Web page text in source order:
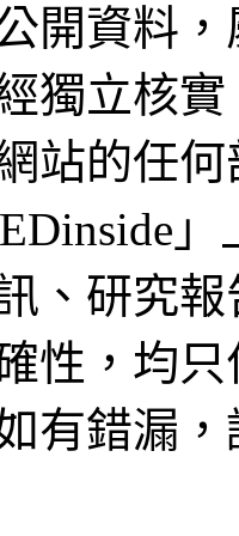
開資料
獨立核
站的任
、研究
性，均
有錯漏